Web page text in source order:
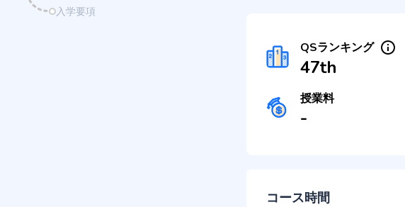
入学要項
QSランキング
47th
授業料
-
コース時間